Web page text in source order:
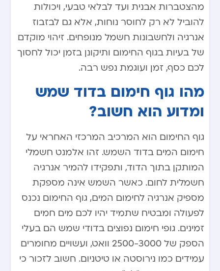
מהצטברות אבנית ועד לבלאי טבעי, ויכולות
להוביל לא רק לחוסר נוחות, אלא גם לבזבוז
אנרגיה ולחשבונות חשמל מנופחים. זיהוי מוקדם
של בעיות בגוף החימום ותיקונן בזמן יכול לחסוך
לכם כסף, זמן ועוגמת נפש רבה.
מהו גוף חימום בדוד שמש
ומדוע הוא חשוב?
גוף החימום הוא המרכיב המרכזי האחראי על
חימום המים בדוד השמש. זהו אלמנט חשמלי
המותקן בתוך הדוד, ותפקידו להמיר אנרגיה
חשמלית לחום. כאשר השמש אינה מספקת
מספיק אנרגיה לחימום המים, גוף החימום נכנס
לפעולה ומבטיח שתמיד יהיו לכם מים חמים
זמינים. גופי חימום נפוצים בדודי שמש הם בעלי
הספק של 2500-3000 וואט, ועשויים מחומרים
עמידים כמו נירוסטה או טיטניום. חשוב לזכור כי